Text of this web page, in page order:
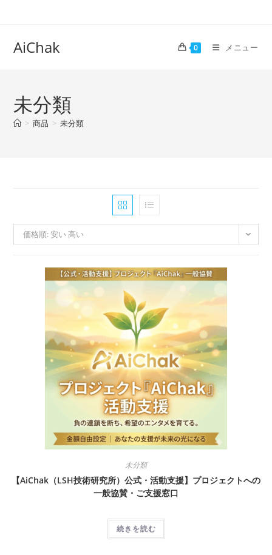
AiChak 0 メニュー
未分類
> 商品 > 未分類
価格順: 安い 高い
未分類
【AiChak（LSH技術研究所）公式・活動支援】プロジェクトへの
一般協賛・ご支援窓口
続きを読む